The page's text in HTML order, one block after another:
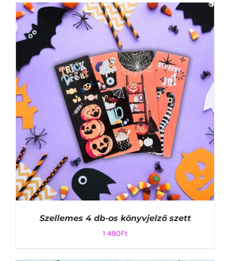
KOSÁRBA TESZEM
RÉSZLETEK
Szellemes 4 db-os könyvjelző szett
1 490Ft